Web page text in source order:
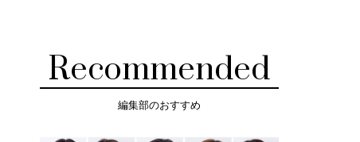
Recommended
編集部のおすすめ